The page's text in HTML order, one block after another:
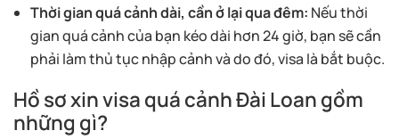
Thời gian quá cảnh dài, cần ở lại qua đêm: Nếu thời
gian quá cảnh của bạn kéo dài hơn 24 giờ, bạn sẽ cần
phải làm thủ tục nhập cảnh và do đó, visa là bắt buộc.
Hồ sơ xin visa quá cảnh Đài Loan gồm
những gì?